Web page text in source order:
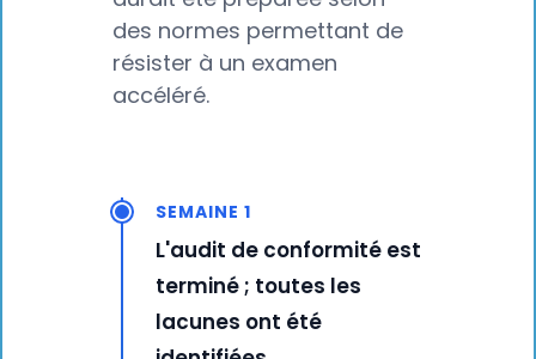
des normes permettant de
résister à un examen
accéléré.
SEMAINE 1
L'audit de conformité est
terminé ; toutes les
lacunes ont été